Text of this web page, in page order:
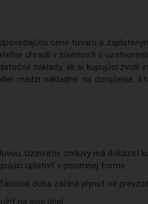
cene tovaru a
uhradil v súvislosti s
náklady, ak si kupujúci
medzi nákladmi na doručenie,
Uzavretie zmluvy má dokázať
uplatniť v písomnej forme.
doba začína plynúť od
na svoj účel.